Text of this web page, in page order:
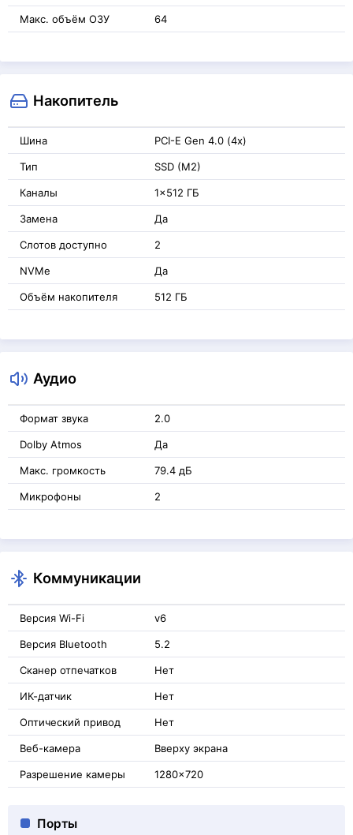
Макс. объём ОЗУ 64
Накопитель
Шина PCI-E Gen 4.0 (4x)
Тип SSD (M2)
Каналы 1x512 ГБ
Замена Да
Слотов доступно 2
NVMe Да
Объём накопителя 512 ГБ
Аудио
Формат звука 2.0
Dolby Atmos Да
Макс. громкость 79.4 дБ
Микрофоны 2
Коммуникации
Версия Wi-Fi v6
Версия Bluetooth 5.2
Сканер отпечатков Нет
ИК-датчик Нет
Оптический привод Нет
Веб-камера Вверху экрана
Разрешение камеры 1280x720
Порты